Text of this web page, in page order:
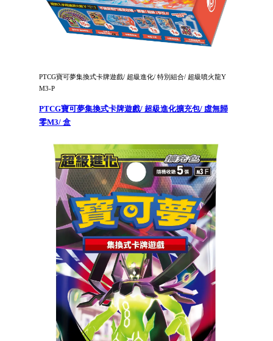
PTCG寶可夢集換式卡牌遊戲/ 超級進化/ 特別組合/ 超級噴火龍Y
M3-P
PTCG寶可夢集換式卡牌遊戲/ 超級進化擴充包/ 虛無歸
零M3/ 盒